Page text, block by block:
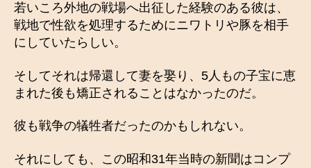
若いころ外地の戦場へ出征した経験のある彼は、
戦地で性欲を処理するためにニワトリや豚を相手
にしていたらしい。
そしてそれは帰還して妻を娶り、5人もの子宝に恵
まれた後も矯正されることはなかったのだ。
彼も戦争の犠牲者だったのかもしれない。
それにしても、この昭和31年当時の新聞はコンプ